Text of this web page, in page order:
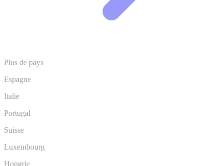
Plus de pays
Espagne
Italie
Portugal
Suisse
Luxembourg
Hongrie